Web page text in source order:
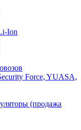
Ion
Force, YUASA,
(продажа